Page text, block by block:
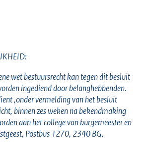
wet bestuursrecht kan tegen dit besluit
ingediend door belanghebbenden.
,onder vermelding van het besluit
binnen zes weken na bekendmaking
aan het college van burgemeester en
Postbus 1270, 2340 BG,